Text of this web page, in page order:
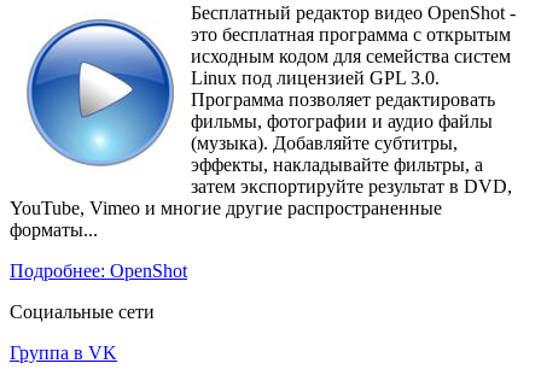
Бесплатный редактор видео OpenShot -
это бесплатная программа с открытым
исходным кодом для семейства систем
Linux под лицензией GPL 3.0.
Программа позволяет редактировать
фильмы, фотографии и аудио файлы
(музыка). Добавляйте субтитры,
эффекты, накладывайте фильтры, а
затем экспортируйте результат в DVD,
YouTube, Vimeo и многие другие распространенные
форматы...
Подробнее: OpenShot
Социальные сети
Группа в VK